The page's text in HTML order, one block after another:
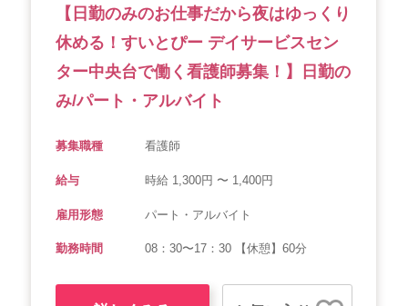
【日勤のみのお仕事だから夜はゆっくり
休める！すいとぴー デイサービスセン
ター中央台で働く看護師募集！】日勤の
み/パート・アルバイト
募集職種 看護師
給与 時給 1,300円 〜 1,400円
雇用形態 パート・アルバイト
勤務時間 08：30〜17：30 【休憩】60分